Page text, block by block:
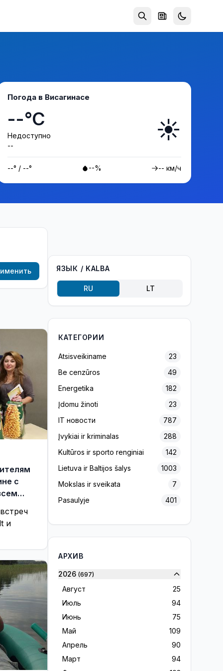
Погода в Висагинасе
--°C
Недоступно
--
☀️
--° / --° --% -- км/ч
с
и
ЯЗЫК / KALBA
RU LT
КАТЕГОРИИ
Atsisveikiname
23
Be cenzūros
49
Energetika
182
Įdomu žinoti
23
IT новости
787
Įvykiai ir kriminalas
288
Kultūros ir sporto renginiai
142
Lietuva ir Baltijos šalys
1003
Mokslas ir sveikata
7
Pasaulyje
401
Rinkimai 2024
Sveikinimai
Visaginas ir visaginiečiai
16
Visagine
1209
Без цензуры
230
АРХИВ
2026 (697)
Август
25
Июль
94
Июнь
75
Май
109
Апрель
90
Март
94